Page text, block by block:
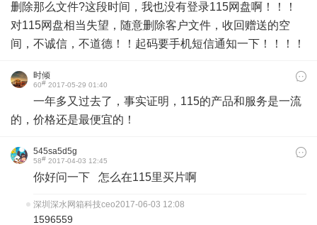
删除那么文件?这段时间，我也没有登录115网盘啊！！！
对115网盘相当失望，随意删除客户文件，收回赠送的空
间，不诚信，不道德！！起码要手机短信通知一下！！！！
时倾
60# 2017-05-29 01:40
一年多又过去了，事实证明，115的产品和服务是一流
的，价格还是最便宜的！
545sa5d5g
58# 2017-04-03 12:45
你好问一下 怎么在115里买片啊
深圳深水网箱科技ceo2017-06-03 12:08
1596559